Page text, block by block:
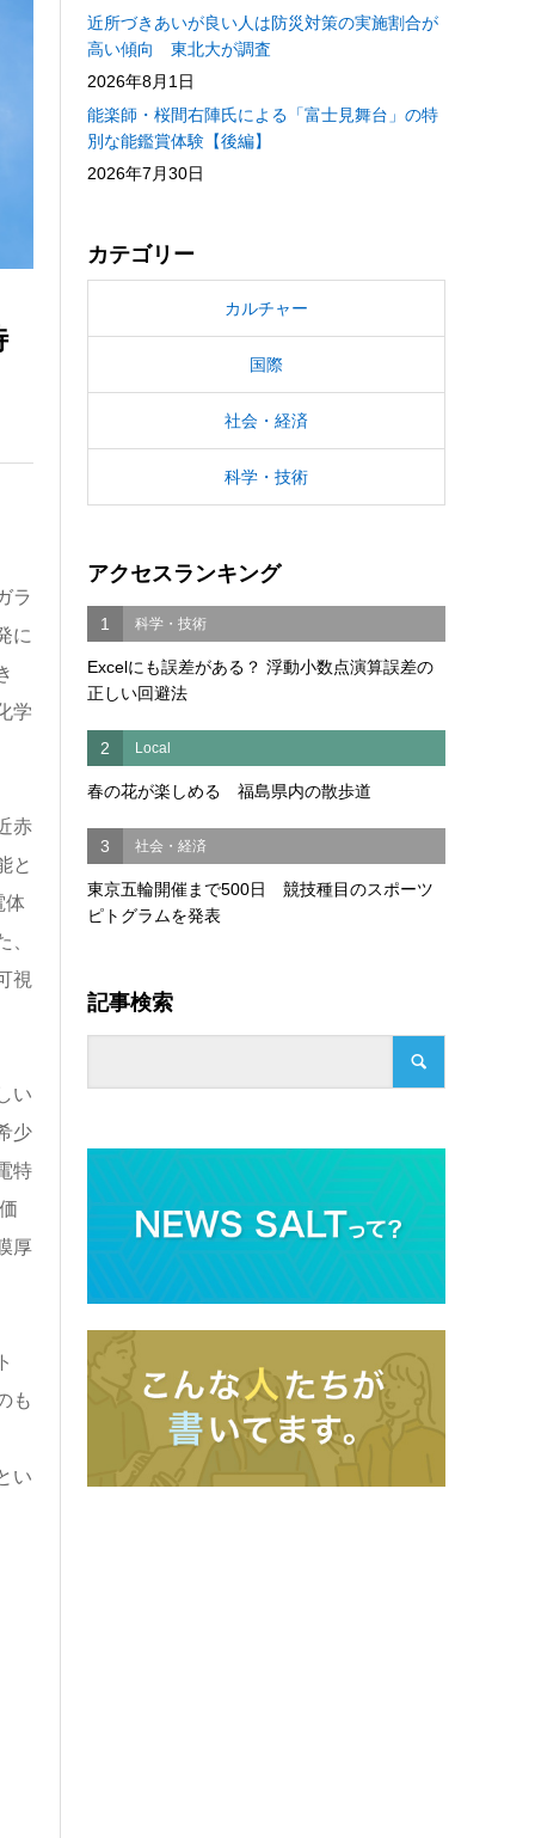
ラ
に
学
赤
と
体
視
い
少
特
厚
も
い
近所づきあいが良い人は防災対策の実施割合が
高い傾向 東北大が調査
2026年8月1日
能楽師・桜間右陣氏による「富士見舞台」の特
別な能鑑賞体験【後編】
2026年7月30日
カテゴリー
カルチャー
国際
社会・経済
科学・技術
アクセスランキング
1 科学・技術
Excelにも誤差がある？ 浮動小数点演算誤差の
正しい回避法
2 Local
春の花が楽しめる 福島県内の散歩道
3 社会・経済
東京五輪開催まで500日 競技種目のスポーツ
ピトグラムを発表
記事検索